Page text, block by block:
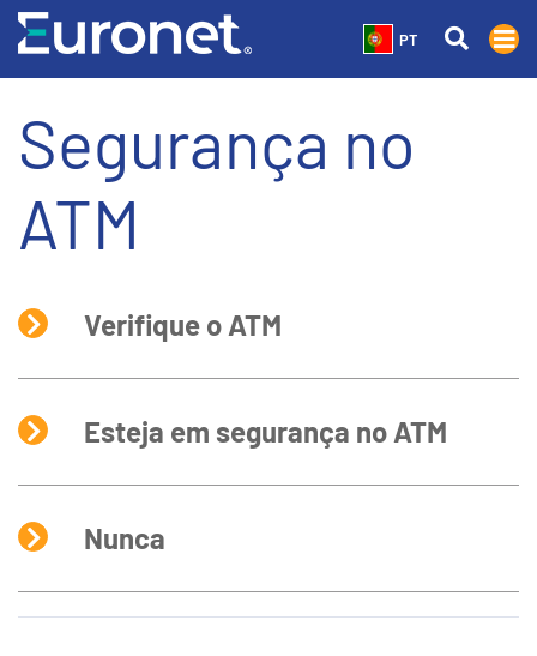
PT
Segurança no
ATM
Verifique o ATM
Esteja em segurança no ATM
Nunca